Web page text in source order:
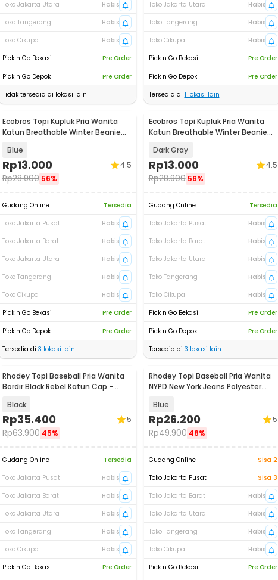
Toko Jakarta Utara
Habis
Toko Tangerang
Habis
Toko Cikupa
Habis
Pick n Go Bekasi
Pre Order
Pick n Go Depok
Pre Order
Tidak tersedia di lokasi lain
Toko Jakarta Utara
Habis
Toko Tangerang
Habis
Toko Cikupa
Habis
Pick n Go Bekasi
Pre Order
Pick n Go Depok
Pre Order
Tersedia di 1 lokasi lain
Ecobros Topi Kupluk Pria Wanita
Katun Breathable Winter Beanie
Blue
Rp13.000
Rp28.900 56%
4.5
Gudang Online
Tersedia
Toko Jakarta Pusat
Habis
Toko Jakarta Barat
Habis
Toko Jakarta Utara
Habis
Toko Tangerang
Habis
Toko Cikupa
Habis
Pick n Go Bekasi
Pre Order
Pick n Go Depok
Pre Order
Tersedia di 3 lokasi lain
Ecobros Topi Kupluk Pria Wanita
Katun Breathable Winter Beanie
Dark Gray
Rp13.000
Rp28.900 56%
4.5
Gudang Online
Tersedia
Toko Jakarta Pusat
Habis
Toko Jakarta Barat
Habis
Toko Jakarta Utara
Habis
Toko Tangerang
Habis
Toko Cikupa
Habis
Pick n Go Bekasi
Pre Order
Pick n Go Depok
Pre Order
Tersedia di 3 lokasi lain
Rhodey Topi Baseball Pria Wanita
Bordir Black Rebel Katun Cap -
Black
Rp35.400
Rp63.900 45%
5
Gudang Online
Tersedia
Toko Jakarta Pusat
Habis
Toko Jakarta Barat
Habis
Toko Jakarta Utara
Habis
Toko Tangerang
Habis
Toko Cikupa
Habis
Pick n Go Bekasi
Pre Order
Rhodey Topi Baseball Pria Wanita
NYPD New York Jeans Polyester
Blue
Rp26.200
Rp49.900 48%
5
Gudang Online
Sisa 2
Toko Jakarta Pusat
Sisa 3
Toko Jakarta Barat
Habis
Toko Jakarta Utara
Habis
Toko Tangerang
Habis
Toko Cikupa
Habis
Pick n Go Bekasi
Pre Order